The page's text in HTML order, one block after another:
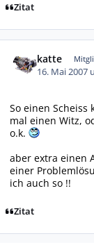
Zitat
katte
16. Mai 2007
So einen
mal einen Witz,
o.k.
aber extra einen
einer
ich auch so !!
Zitat